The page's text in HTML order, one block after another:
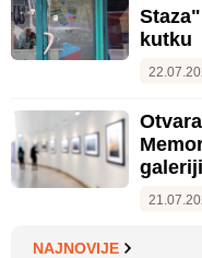
kutku
NAJNOVIJE